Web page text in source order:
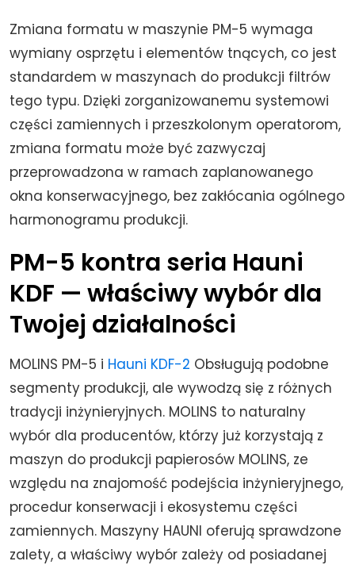
Zmiana formatu w maszynie PM-5 wymaga
wymiany osprzętu i elementów tnących, co jest
standardem w maszynach do produkcji filtrów
tego typu. Dzięki zorganizowanemu systemowi
części zamiennych i przeszkolonym operatorom,
zmiana formatu może być zazwyczaj
przeprowadzona w ramach zaplanowanego
okna konserwacyjnego, bez zakłócania ogólnego
harmonogramu produkcji.
PM-5 kontra seria Hauni
KDF — właściwy wybór dla
Twojej działalności
MOLINS PM-5 i Hauni KDF-2 Obsługują podobne
segmenty produkcji, ale wywodzą się z różnych
tradycji inżynieryjnych. MOLINS to naturalny
wybór dla producentów, którzy już korzystają z
maszyn do produkcji papierosów MOLINS, ze
względu na znajomość podejścia inżynieryjnego,
procedur konserwacji i ekosystemu części
zamiennych. Maszyny HAUNI oferują sprawdzone
zalety, a właściwy wybór zależy od posiadanej